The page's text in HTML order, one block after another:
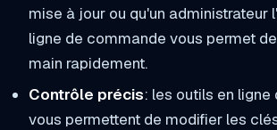
mise à jour ou qu'un administrateur
ligne de commande vous permet
main rapidement.
Contrôle précis: les outils en
vous permettent de modifier les